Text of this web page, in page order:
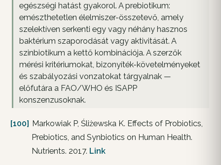
egészségi hatást gyakorol. A prebiotikum:
emészthetetlen élelmiszer-összetevő, amely
szelektíven serkenti egy vagy néhány hasznos
baktérium szaporodását vagy aktivitását. A
szinbiotikum a kettő kombinációja. A szerzők
mérési kritériumokat, bizonyíték-követelményeket
és szabályozási vonzatokat tárgyalnak —
előfutára a FAO/WHO és ISAPP
konszenzusoknak.
[100] Markowiak P, Śliżewska K. Effects of Probiotics,
Prebiotics, and Synbiotics on Human Health.
Nutrients. 2017. Link